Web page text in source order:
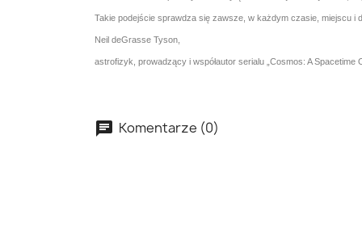
Takie podejście sprawdza się zawsze, w każdym czasie, miejscu i
Neil deGrasse Tyson,
astrofizyk, prowadzący i współautor serialu „Cosmos: A
Komentarze (0)